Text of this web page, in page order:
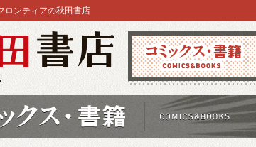
コミックス
ロンティアの秋田書店